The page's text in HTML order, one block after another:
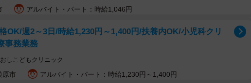
与沢翼さんのインスタグラム（@tsubasayozawa）より
（41）がインスタグラム（@tsubasayozawa）を更新し、トヨタ自動車
「アルファード」の新車をタイで購入したことを報告しました。ちなみ
に換算して約2300万円とのこと。日本で購入する場合と比較すると“大
、「ヤバい」「高すぎる」と驚きの声が上がっています。
アルバイト・パート：時給1,046円
OK/週2～3日/時給1,230円～1,400円/扶養内OK/小児科クリ
事務業務
しこどもクリニック
原市 アルバイト・パート：時給1,230円～1,400円